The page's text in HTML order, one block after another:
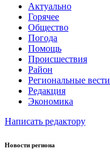
Актуально
Горячее
Общество
Погода
Помощь
Происшествия
Район
Региональные вести
Редакция
Экономика
Написать редактору
Новости региона